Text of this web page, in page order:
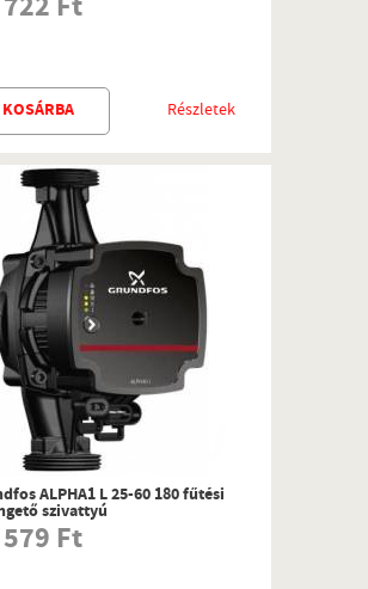
Ft
Részletek
KOSÁRBA
ALPHA1 L 25-60 180 fűtési
szivattyú
Ft